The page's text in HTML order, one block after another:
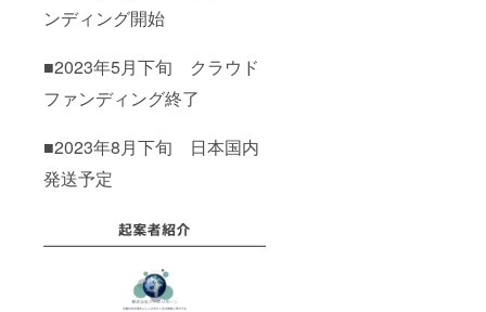
ンディング開始
■2023年5月下旬 クラウド
ファンディング終了
■2023年8月下旬 日本国内
発送予定